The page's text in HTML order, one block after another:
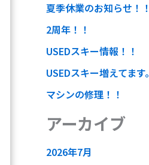
夏季休業のお知らせ！！
2周年！！
USEDスキー情報！！
USEDスキー増えてます。
マシンの修理！！
アーカイブ
2026年7月